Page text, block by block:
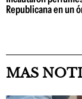
Republicana en un
MAS